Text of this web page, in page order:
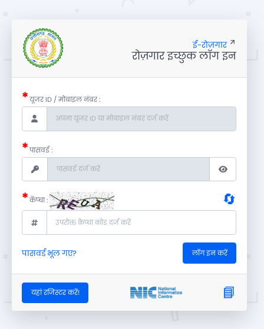
ई-रोज़गार
रोज़गार इच्छुक लॉग इन
*यूजर ID / मोबाइल नंबर :
*पासवर्ड :
*कॅप्चा : 🔄
पासवर्ड भूल गए?
यहां रजिस्टर करें! 📘